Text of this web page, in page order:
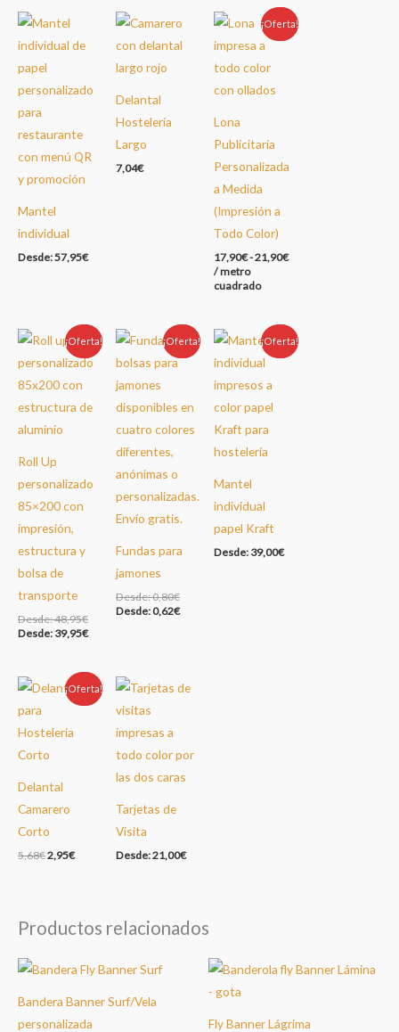
Mantel
individual
Desde:57,95€
Delantal
Hostelería
Largo
7,04€
Oferta!
¡Oferta!
Lona
Publicitaria
Personalizada
a Medida
(Impresión a
Todo Color)
17,90€-21,90€
/ metro
cuadrado
Oferta!
¡Oferta!
Roll Up
personalizado
85×200 con
impresión,
estructura y
bolsa de
transporte
Desde:48,95€
Desde: 39,95€
Oferta!
¡Oferta!
Fundas para
jamones
Desde:0,80€
Desde:0,62€
Oferta!
¡Oferta!
Mantel
individual
papel Kraft
Desde: 39,00€
Oferta!
¡Oferta!
Delantal
Camarero
Corto
5,68€El
2,95€El
Tarjetas de
Visita
Desde:21,00€
Productos relacionados
Bandera Banner Surf/Vela
personalizada
Fly Banner Lágrima